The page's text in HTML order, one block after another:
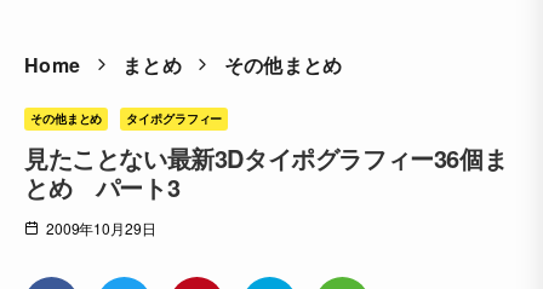
Home まとめ その他まとめ
その他まとめ タイポグラフィー
見たことない最新3Dタイポグラフィー36個ま
とめ パート3
2009年10月29日